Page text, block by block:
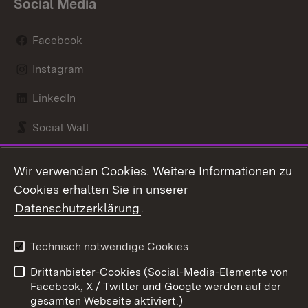
Social Media
Facebook
Instagram
LinkedIn
Social Wall
Kontakt
Barrierefreiheit
Impressum
Cookies
Wir verwenden Cookies. Weitere Informationen zu
Cookies erhalten Sie in unserer
Datenschutzerklärung.
Technisch notwendige Cookies
Drittanbieter-Cookies (Social-Media-Elemente von
Facebook, X / Twitter und Google werden auf der
gesamten Webseite aktiviert.)